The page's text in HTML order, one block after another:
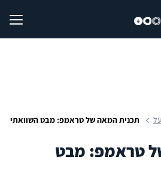
תכנית המאה של טראמפ: מבט השוואתי
טראמפ: מבט